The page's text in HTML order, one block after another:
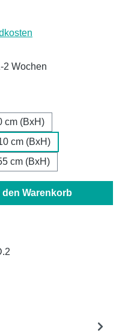
2 Wochen
cm (BxH)
cm (BxH)
cm (BxH)
gewünschten
den Warenkorb